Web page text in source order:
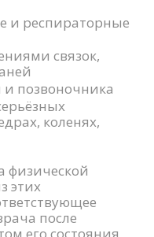
и респираторные
связок,
позвоночника
коленях,
физической
этих
после